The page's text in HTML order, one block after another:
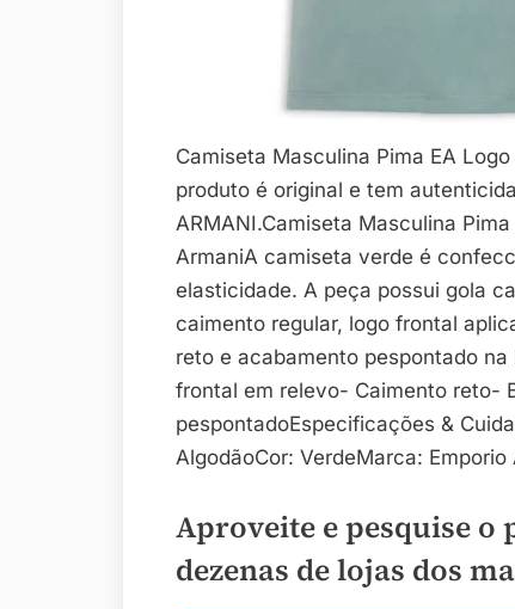
Camiseta Masculina Pima EA
produto é original e tem
ARMANI.Camiseta Masculina
ArmaniA camiseta verde é
elasticidade. A peça possui gola
caimento regular, logo frontal
reto e acabamento pespontado
frontal em relevo- Caimento reto-
pespontadoEspecificações &
AlgodãoCor: VerdeMarca: Emporio
Aproveite e pesquise o
dezenas de lojas dos